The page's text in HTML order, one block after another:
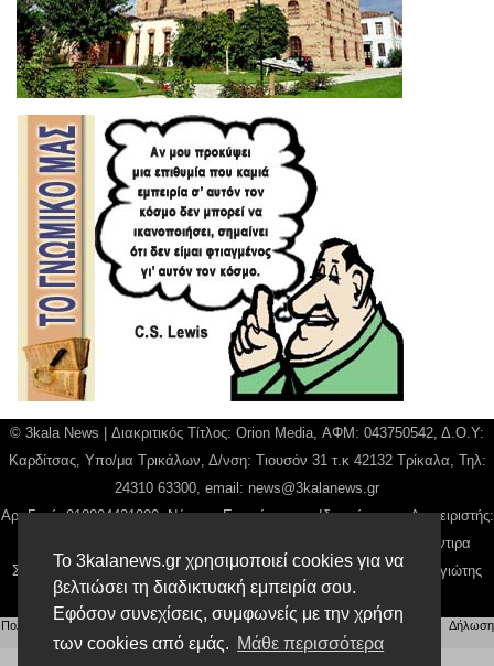
Το 3kalanews.gr χρησιμοποιεί cookies για να
βελτιώσει τη διαδικτυακή εμπειρία σου.
Εφόσον συνεχίσεις, συμφωνείς με την χρήση
των cookies από εμάς. Μάθε περισσότερα
© 3kala News | Διακριτικός Τίτλος: Orion Media, ΑΦΜ: 043750542, Δ.Ο.Υ:
Καρδίτσας, Υπο/μα Τρικάλων, Δ/νση: Τιουσόν 31 τ.κ 42132 Τρίκαλα, Τηλ:
24310 63300, email: news@3kalanews.gr
Αρ. Γεμή: 018804431000, Νόμιμος Εκπρόσωπος, Ιδιοκτήτης και Διαχειριστής:
Παναγιώτης Φιλίππου, Διευθύντρια: Γιαννουσά Βασιλική, Διευθύντιρα
Σύνταξης: Μπαλαμπάνη Βασιλική. Δικαιούχος domain name Παναγιώτης
Φιλίππου
Πολιτική απορρήτου Αίτηση Διαχείρισης Προσωπικών Δεδομένων |Όροι χρήσης
Δήλωση
Συμμόρφωσης